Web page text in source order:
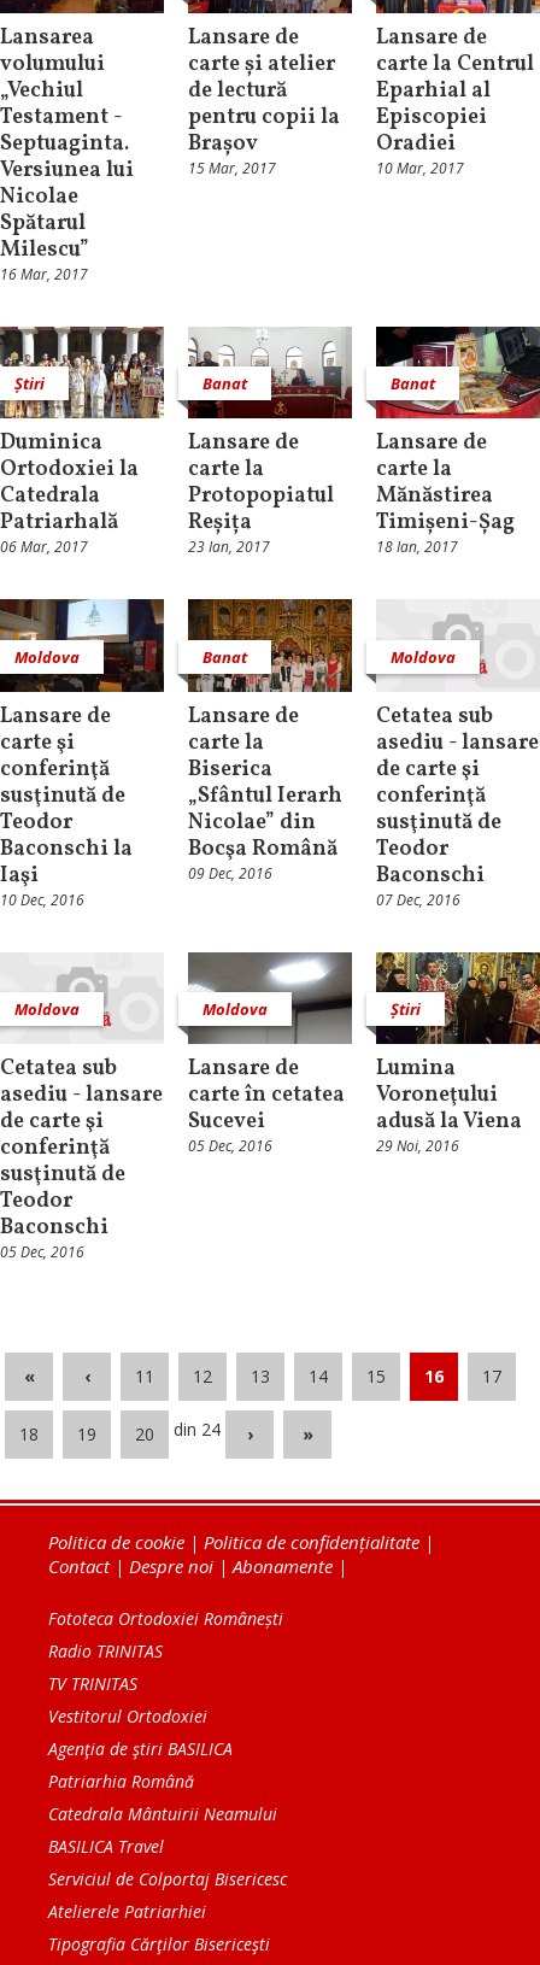
Lansarea
volumului
„Vechiul
Testament -
Septuaginta.
Versiunea lui
Nicolae
Spătarul
Milescu”
16 Mar, 2017
Lansare de
carte și atelier
de lectură
pentru copii la
Brașov
15 Mar, 2017
Lansare de
carte la Centrul
Eparhial al
Episcopiei
Oradiei
10 Mar, 2017
Știri
Duminica
Ortodoxiei la
Catedrala
Patriarhală
06 Mar, 2017
Banat
Lansare de
carte la
Protopopiatul
Reșița
23 Ian, 2017
Banat
Lansare de
carte la
Mănăstirea
Timișeni-Șag
18 Ian, 2017
Moldova
Lansare de
carte şi
conferinţă
susţinută de
Teodor
Baconschi la
Iaşi
10 Dec, 2016
Banat
Lansare de
carte la
Biserica
„Sfântul Ierarh
Nicolae” din
Bocşa Română
09 Dec, 2016
Moldova
Cetatea sub
asediu - lansare
de carte şi
conferinţă
susţinută de
Teodor
Baconschi
07 Dec, 2016
Moldova
Cetatea sub
asediu - lansare
de carte şi
conferinţă
susţinută de
Teodor
Baconschi
05 Dec, 2016
Moldova
Lansare de
carte în cetatea
Sucevei
05 Dec, 2016
Știri
Lumina
Voroneţului
adusă la Viena
29 Noi, 2016
« ‹ 11 12 13 14 15 16 17
18 19 20 din 24 › »
Politica de cookie | Politica de confidențialitate |
Contact| Despre noi |Abonamente |
Fototeca Ortodoxiei Românești
Radio TRINITAS
TV TRINITAS
Vestitorul Ortodoxiei
Agenţia de ştiri BASILICA
Patriarhia Română
Catedrala Mântuirii Neamului
BASILICA Travel
Serviciul de Colportaj Bisericesc
Atelierele Patriarhiei
Tipografia Cărţilor Bisericeşti